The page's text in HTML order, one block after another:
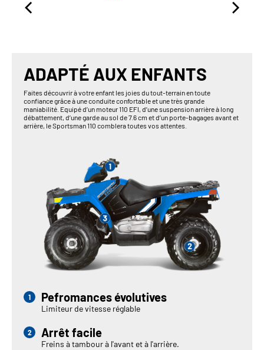
ADAPTÉ AUX ENFANTS
Faites découvrir à votre enfant les joies du tout-terrain en toute
confiance grâce à une conduite confortable et une très grande
maniabilité. Equipé d’un moteur 110 EFI, d’une suspension arrière à long
débattement, d’une garde au sol de 7.6 cm et d’un porte-bagages avant et
arrière, le Sportsman 110 comblera toutes vos attentes.
Pefromances évolutives
Limiteur de vitesse réglable
Arrêt facile
Freins à tambour à l'avant et à l'arrière.